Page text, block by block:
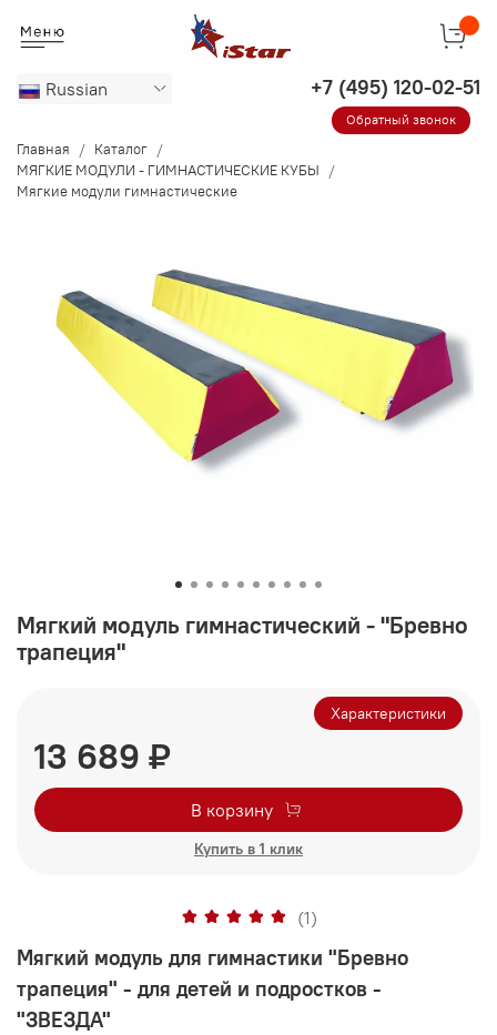
Russian
Обратный звонок
Главная
Каталог
МЯГКИЕ МОДУЛИ - ГИМНАСТИЧЕСКИЕ КУБЫ
Мягкие модули гимнастические
Мягкий модуль гимнастический - "Бревно
трапеция"
13 689 ₽
В корзину
Купить в 1 клик
Характеристики
(1)
Мягкий модуль для гимнастики "Бревно
трапеция" - для детей и подростков -
"ЗВЕЗДА"